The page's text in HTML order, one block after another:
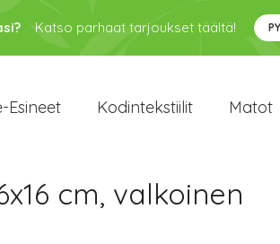
Katso parhaat tarjoukset täältä!
Esineet Kodintekstiilit Matot
cm, valkoinen